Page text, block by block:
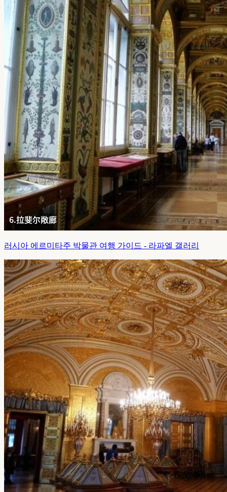
러시아 에르미타주 박물관 여행 가이드 - 라파엘 갤러리